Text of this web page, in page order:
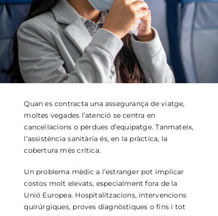
Quan es contracta una assegurança de viatge,
moltes vegades l’atenció se centra en
cancel·lacions o pèrdues d’equipatge. Tanmateix,
l’assistència sanitària és, en la pràctica, la
cobertura més crítica.
Un problema mèdic a l’estranger pot implicar
costos molt elevats, especialment fora de la
Unió Europea. Hospitalitzacions, intervencions
quirúrgiques, proves diagnòstiques o fins i tot